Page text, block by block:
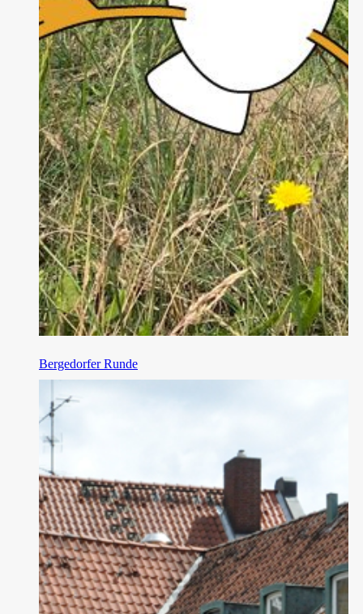
Bergedorfer Runde